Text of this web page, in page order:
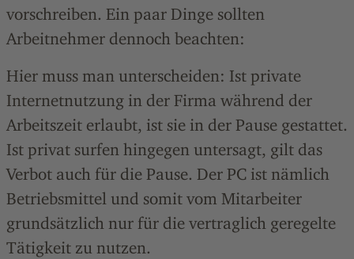
vorschreiben. Ein paar Dinge sollten
Arbeitnehmer dennoch beachten:
Hier muss man unterscheiden: Ist private
Internetnutzung in der Firma während der
Arbeitszeit erlaubt, ist sie in der Pause gestattet.
Ist privat surfen hingegen untersagt, gilt das
Verbot auch für die Pause. Der PC ist nämlich
Betriebsmittel und somit vom Mitarbeiter
grundsätzlich nur für die vertraglich geregelte
Tätigkeit zu nutzen.